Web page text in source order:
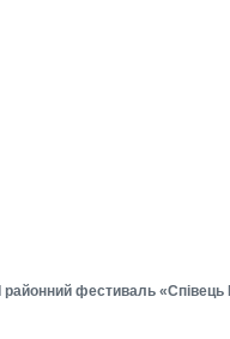
ІІ районний фестиваль